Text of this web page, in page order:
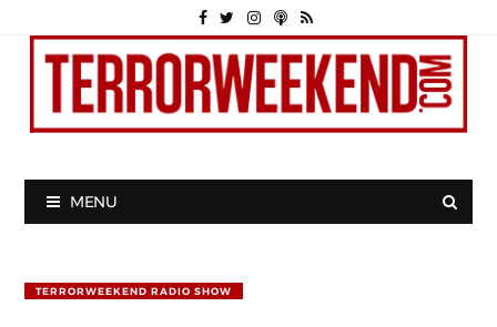
MENU
TERRORWEEKEND RADIO SHOW